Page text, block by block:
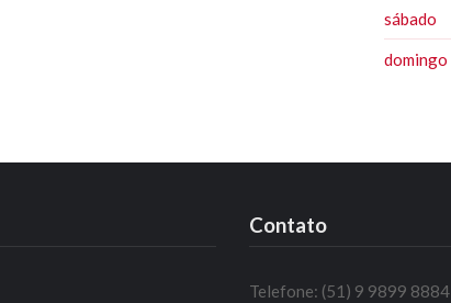
sábado
domingo
Contato
Telefone: (51) 9 9899 8884